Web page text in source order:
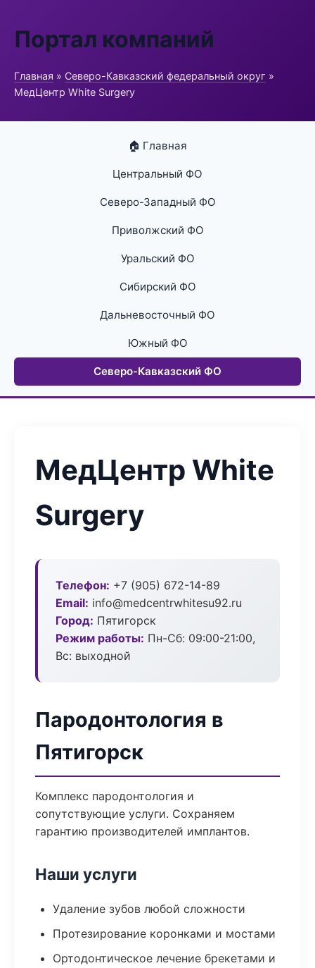
Портал компаний
Главная » Северо-Кавказский федеральный округ »
МедЦентр White Surgery
🏠 Главная
Центральный ФО
Северо-Западный ФО
Приволжский ФО
Уральский ФО
Сибирский ФО
Дальневосточный ФО
Южный ФО
Северо-Кавказский ФО
МедЦентр White
Surgery
Телефон: +7 (905) 672-14-89
Email: info@medcentrwhitesu92.ru
Город: Пятигорск
Режим работы: Пн-Сб: 09:00-21:00,
Вс: выходной
Пародонтология в
Пятигорск
Комплекс пародонтология и
сопутствующие услуги. Сохраняем
гарантию производителей имплантов.
Наши услуги
Удаление зубов любой сложности
Протезирование коронками и мостами
Ортодонтическое лечение брекетами и